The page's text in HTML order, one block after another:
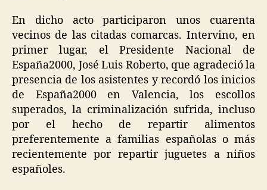
En dicho acto participaron unos cuarenta
vecinos de las citadas comarcas. Intervino, en
primer lugar, el Presidente Nacional de
España2000, José Luis Roberto, que agradeció la
presencia de los asistentes y recordó los inicios
de España2000 en Valencia, los escollos
superados, la criminalización sufrida, incluso
por el hecho de repartir alimentos
preferentemente a familias españolas o más
recientemente por repartir juguetes a niños
españoles.